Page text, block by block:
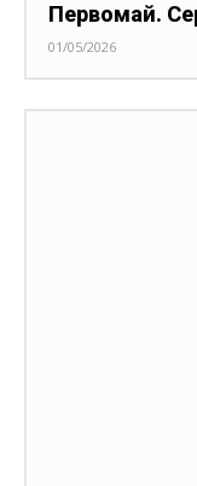
Первомай.
01/05/2026